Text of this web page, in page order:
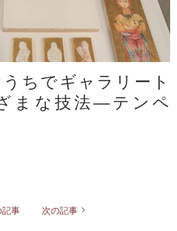
ちでギャラリート
まな技法―テンペ
事 次の記事